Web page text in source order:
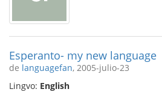
Esperanto- my new language
de languagefan, 2005-julio-23
Lingvo: English